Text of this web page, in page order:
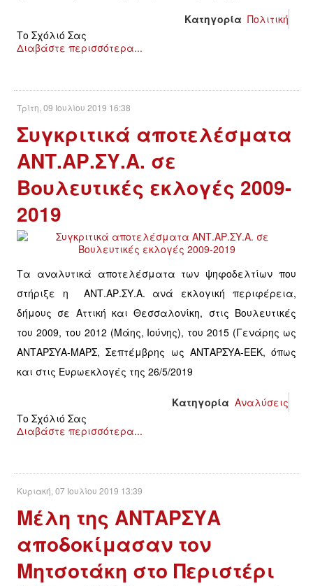
Κατηγορία Πολιτική
Το Σχόλιό Σας
Διαβάστε περισσότερα...
Τρίτη, 09 Ιουλίου 2019 16:38
Συγκριτικά αποτελέσματα
ΑΝΤ.ΑΡ.ΣΥ.Α. σε
Βουλευτικές εκλογές 2009-
2019
Τα αναλυτικά αποτελέσματα των ψηφοδελτίων που
στήριξε η ΑΝΤ.ΑΡ.ΣΥ.Α. ανά εκλογική περιφέρεια,
δήμους σε Αττική και Θεσσαλονίκη, στις Βουλευτικές
του 2009, του 2012 (Μάης, Ιούνης), του 2015 (Γενάρης ως
ΑΝΤΑΡΣΥΑ-ΜΑΡΣ, Σεπτέμβρης ως ΑΝΤΑΡΣΥΑ-ΕΕΚ, όπως
και στις Ευρωεκλογές της 26/5/2019
Κατηγορία Αναλύσεις
Το Σχόλιό Σας
Διαβάστε περισσότερα...
Κυριακή, 07 Ιουλίου 2019 13:39
Μέλη της ΑΝΤΑΡΣΥΑ
αποδοκίμασαν τον
Μητσοτάκη στο Περιστέρι